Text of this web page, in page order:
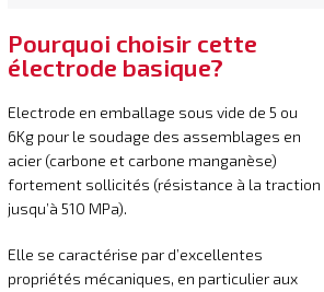
Pourquoi choisir cette
électrode basique?
Electrode en emballage sous vide de 5 ou
6Kg pour le soudage des assemblages en
acier (carbone et carbone manganèse)
fortement sollicités (résistance à la traction
jusqu’à 510 MPa).
Elle se caractérise par d’excellentes
propriétés mécaniques, en particulier aux